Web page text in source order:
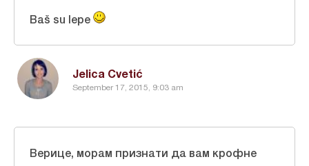
Jelica Cvetić
September 17, 2015, 9:03 am
Baš su lepe
Верице, морам признати да вам крофне